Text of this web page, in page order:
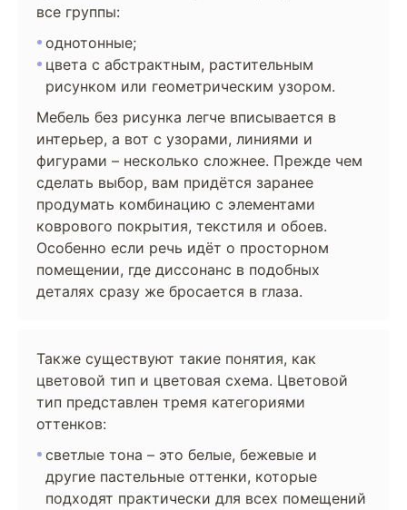
все группы:
однотонные;
цвета с абстрактным, растительным
рисунком или геометрическим узором.
Мебель без рисунка легче вписывается в
интерьер, а вот с узорами, линиями и
фигурами – несколько сложнее. Прежде чем
сделать выбор, вам придётся заранее
продумать комбинацию с элементами
коврового покрытия, текстиля и обоев.
Особенно если речь идёт о просторном
помещении, где диссонанс в подобных
деталях сразу же бросается в глаза.
Также существуют такие понятия, как
цветовой тип и цветовая схема. Цветовой
тип представлен тремя категориями
оттенков:
светлые тона – это белые, бежевые и
другие пастельные оттенки, которые
подходят практически для всех помещений